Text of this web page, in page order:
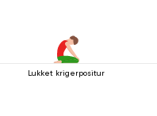
Lukket krigerpositur